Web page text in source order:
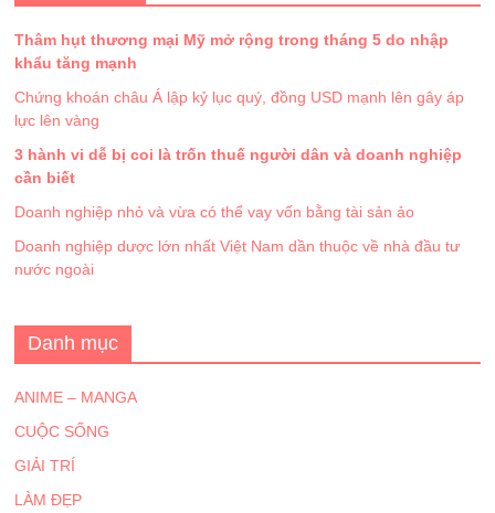
Thâm hụt thương mại Mỹ mở rộng trong tháng 5 do nhập
khẩu tăng mạnh
Chứng khoán châu Á lập kỷ lục quý, đồng USD mạnh lên gây áp
lực lên vàng
3 hành vi dễ bị coi là trốn thuế người dân và doanh nghiệp
cần biết
Doanh nghiệp nhỏ và vừa có thể vay vốn bằng tài sản ảo
Doanh nghiệp dược lớn nhất Việt Nam dần thuộc về nhà đầu tư
nước ngoài
Danh mục
ANIME – MANGA
CUỘC SỐNG
GIẢI TRÍ
LÀM ĐẸP